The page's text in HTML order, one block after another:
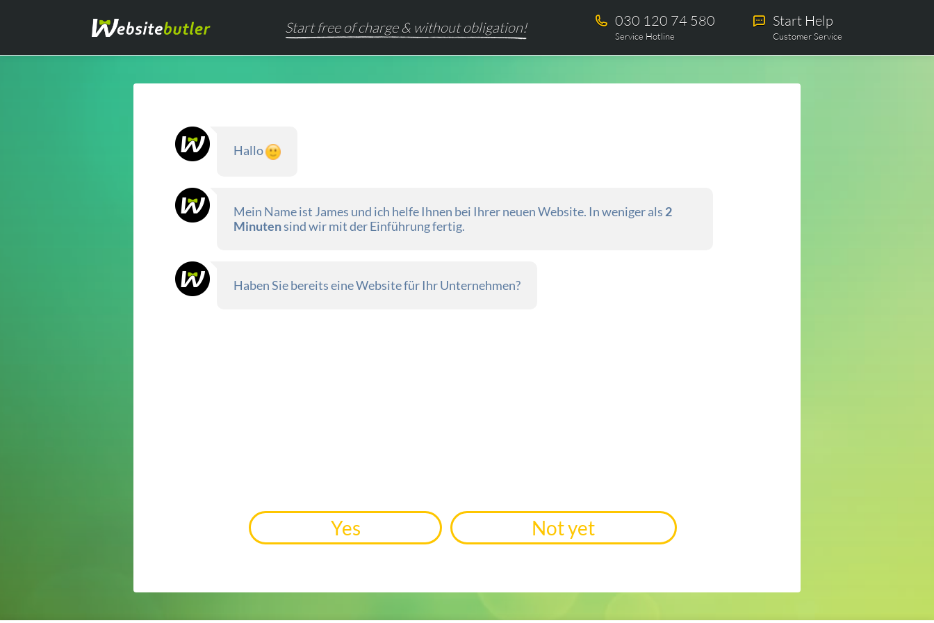
Start free of charge & without obligation! 030 120 74 580
Service Hotline
Start Help
Customer Service
Hallo
Mein Name ist James und ich helfe Ihnen bei Ihrer neuen Website. In weniger als 2
Minutensind wir mit der Einführung fertig.
Haben Sie bereits eine Website für Ihr Unternehmen?
Yes Not yet